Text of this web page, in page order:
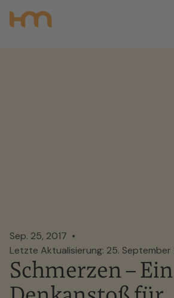
Sep. 25, 2017
Letzte Aktualisierung: 25.
Schmerzen – Ein